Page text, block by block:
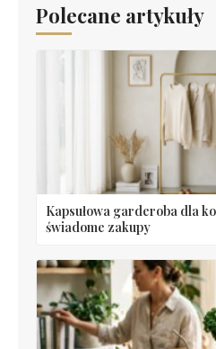
Polecane artykuły
Kapsułowa garderoba dla
świadome zakupy